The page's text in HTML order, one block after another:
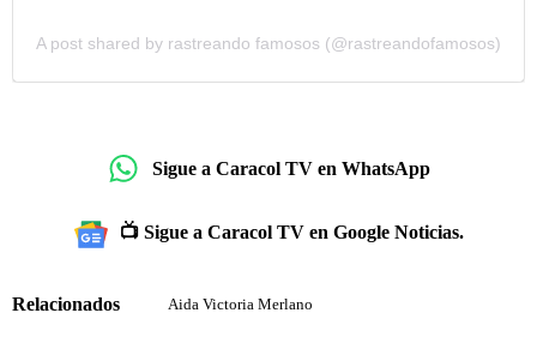
A post shared by rastreando famosos (@rastreandofamosos)
Sigue a Caracol TV en WhatsApp
📺 Sigue a Caracol TV en Google Noticias.
Relacionados Aida Victoria Merlano